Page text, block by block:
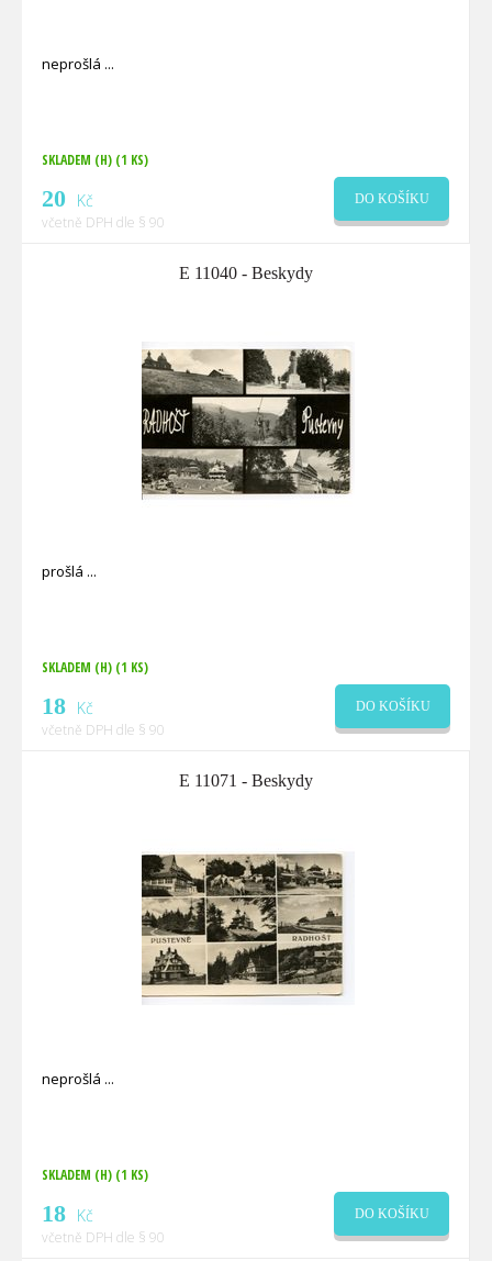
neprošlá
SKLADEM (H) (1 KS)
20 Kč
včetně DPH dle § 90
DO KOŠÍKU
E 11040 - Beskydy
prošlá
SKLADEM (H) (1 KS)
18 Kč
včetně DPH dle § 90
DO KOŠÍKU
E 11071 - Beskydy
neprošlá
SKLADEM (H) (1 KS)
18 Kč
včetně DPH dle § 90
DO KOŠÍKU